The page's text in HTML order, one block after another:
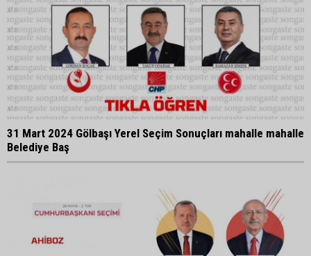
31 Mart 2024 Gölbaşı Yerel Seçim Sonuçları mahalle mahalle
Belediye Baş